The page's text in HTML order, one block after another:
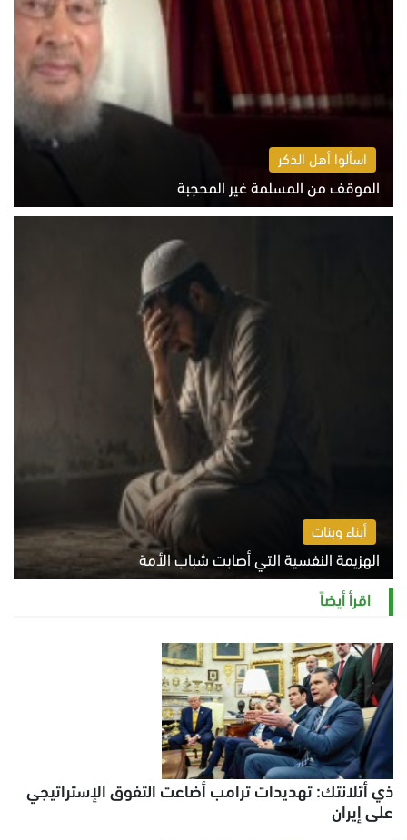
اسألوا أهل الذكر
الموقف من المسلمة غير المحجبة
الخميس 6 أغسطس 2026 10:45 ص
أبناء وبنات
الهزيمة النفسية التي أصابت شباب الأمة
الخميس 6 أغسطس 2026 11:12 ص
اقرأ أيضاً
ذي أتلانتك: تهديدات ترامب أضاعت التفوق الإستراتيجي
على إيران